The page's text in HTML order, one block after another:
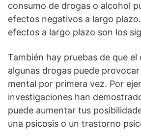
consumo de drogas o alcohol
efectos negativos a largo
efectos a largo plazo son los
También hay pruebas de que el
algunas drogas puede
mental por primera vez. Por
investigaciones han
puede aumentar tus
una psicosis o un trastorno